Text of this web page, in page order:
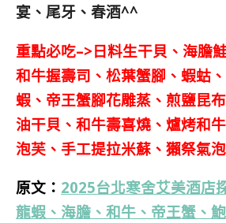
宴、尾牙、春酒^^
重點必吃–>日料生干貝 、海膽
和牛握壽司、松葉蟹腳、蝦蛄
蝦、 帝王蟹腳花雕蒸、 煎鹽昆
油干貝、和牛壽喜燒、爐烤和
泡芙、手工提拉米蘇、 獺祭氣
原文： 2025台北寒舍艾美酒店
龍蝦、海膽、和牛、帝王蟹、